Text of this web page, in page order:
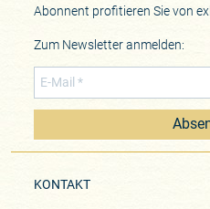
Abonnent profitieren Sie von
Zum Newsletter anmelden:
KONTAKT